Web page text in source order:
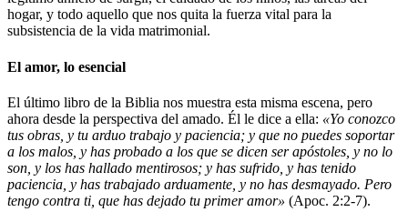
hogar, y todo aquello que nos quita la fuerza vital para la
subsistencia de la vida matrimonial.
El amor, lo esencial
El último libro de la Biblia nos muestra esta misma escena, pero
ahora desde la perspectiva del amado. Él le dice a ella: «Yo conozco
tus obras, y tu arduo trabajo y paciencia; y que no puedes soportar
a los malos, y has probado a los que se dicen ser apóstoles, y no lo
son, y los has hallado mentirosos; y has sufrido, y has tenido
paciencia, y has trabajado arduamente, y no has desmayado. Pero
tengo contra ti, que has dejado tu primer amor» (Apoc. 2:2-7).